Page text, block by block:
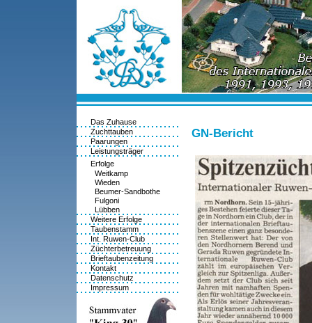
Das Zuhause
Zuchttauben
Paarungen
Leistungsträger
Erfolge
Weitkamp
Wieden
Beumer-Sandbothe
Fulgoni
Lübben
Weitere Erfolge
Taubenstamm
Int. Ruwen-Club
Züchterbetreuung
Brieftaubenzeitung
Kontakt
Datenschutz
Impressum
GN-Bericht